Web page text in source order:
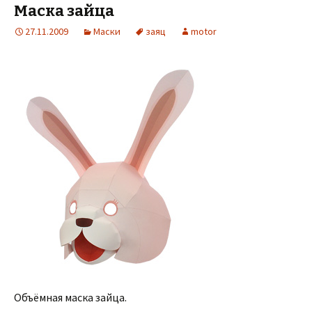
Маска зайца
27.11.2009 Маски заяц motor
Объёмная маска зайца.